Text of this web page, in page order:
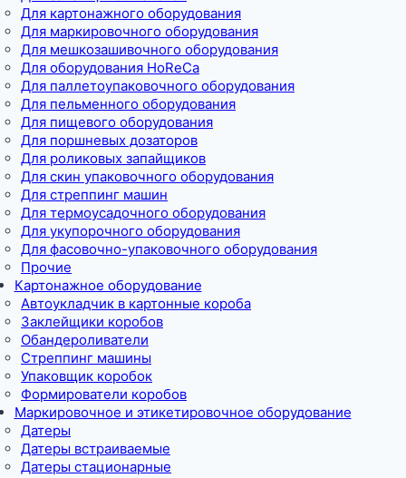
Для картонажного оборудования
Для маркировочного оборудования
Для мешкозашивочного оборудования
Для оборудования HoReCa
Для паллетоупаковочного оборудования
Для пельменного оборудования
Для пищевого оборудования
Для поршневых дозаторов
Для роликовых запайщиков
Для скин упаковочного оборудования
Для стреппинг машин
Для термоусадочного оборудования
Для укупорочного оборудования
Для фасовочно-упаковочного оборудования
Прочие
Картонажное оборудование
Автоукладчик в картонные короба
Заклейщики коробов
Обандероливатели
Стреппинг машины
Упаковщик коробок
Формирователи коробов
Маркировочное и этикетировочное оборудование
Датеры
Датеры встраиваемые
Датеры стационарные